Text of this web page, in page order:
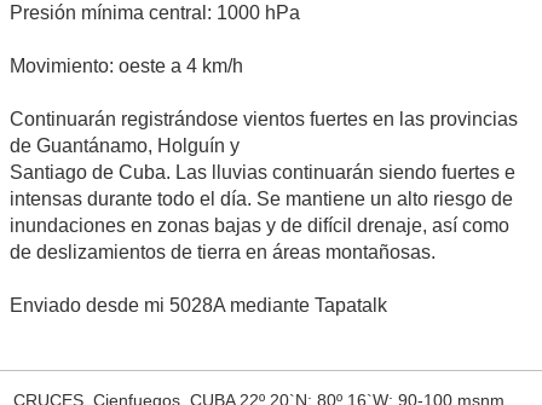
Presión mínima central: 1000 hPa
Movimiento: oeste a 4 km/h
Continuarán registrándose vientos fuertes en las provincias
de Guantánamo, Holguín y
Santiago de Cuba. Las lluvias continuarán siendo fuertes e
intensas durante todo el día. Se mantiene un alto riesgo de
inundaciones en zonas bajas y de difícil drenaje, así como
de deslizamientos de tierra en áreas montañosas.
Enviado desde mi 5028A mediante Tapatalk
CRUCES, Cienfuegos, CUBA 22º 20`N; 80º 16`W; 90-100 msnm